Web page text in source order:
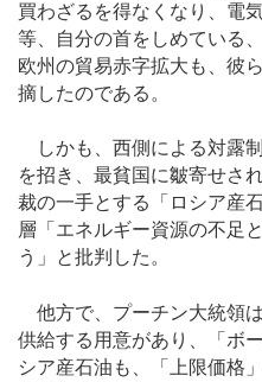
買わざるを得なくなり、電
等、自分の首をしめている
欧州の貿易赤字拡大も、彼
摘したのである。
しかも、西側による対露
を招き、最貧国に皺寄せさ
裁の一手とする「ロシア産
層「エネルギー資源の不足
う」と批判した。
他方で、プーチン大統領
供給する用意があり、「ボ
シア産石油も、「上限価格